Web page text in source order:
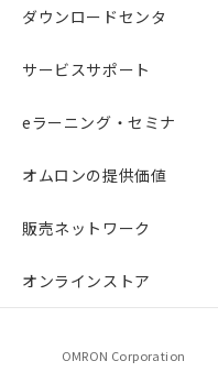
ダウンロードセンタ
サービスサポート
eラーニング・セミナ
オムロンの提供価値
販売ネットワーク
オンラインストア
OMRON Corporation